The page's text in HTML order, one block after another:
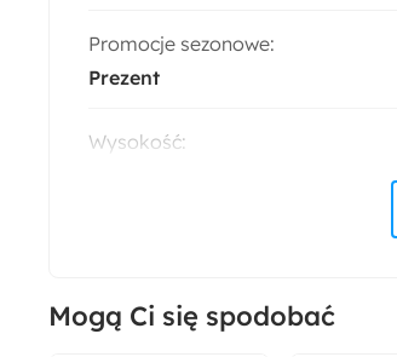
Promocje sezonowe:
Prezent
Wysokość:
Funkcje:
Mogą Ci się spodobać